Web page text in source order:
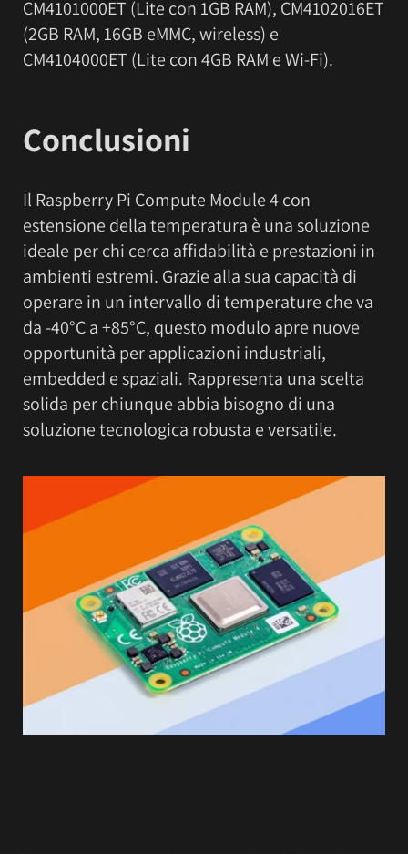
CM4101000ET (Lite con 1GB RAM), CM4102016ET
(2GB RAM, 16GB eMMC, wireless) e
CM4104000ET (Lite con 4GB RAM e Wi-Fi).
Conclusioni
Il Raspberry Pi Compute Module 4 con
estensione della temperatura è una soluzione
ideale per chi cerca affidabilità e prestazioni in
ambienti estremi. Grazie alla sua capacità di
operare in un intervallo di temperature che va
da -40°C a +85°C, questo modulo apre nuove
opportunità per applicazioni industriali,
embedded e spaziali. Rappresenta una scelta
solida per chiunque abbia bisogno di una
soluzione tecnologica robusta e versatile.